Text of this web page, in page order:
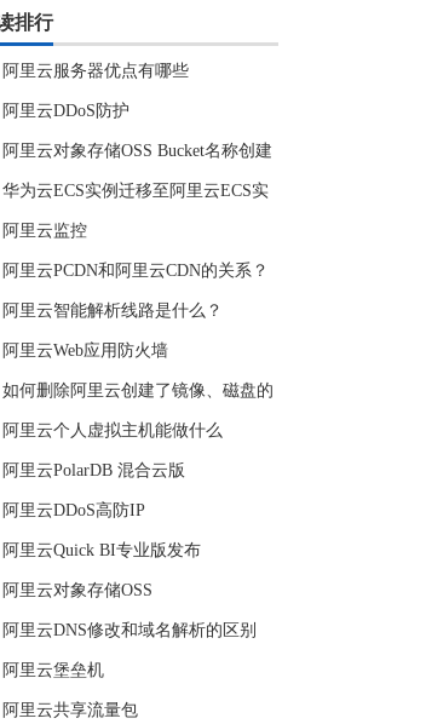
排行
阿里云服务器优点有哪些
阿里云DDoS防护
阿里云对象存储OSS Bucket名称创建
华为云ECS实例迁移至阿里云ECS实
阿里云监控
阿里云PCDN和阿里云CDN的关系？
阿里云智能解析线路是什么？
阿里云Web应用防火墙
如何删除阿里云创建了镜像、磁盘的
阿里云个人虚拟主机能做什么
阿里云PolarDB 混合云版
阿里云DDoS高防IP
阿里云Quick BI专业版发布
阿里云对象存储OSS
阿里云DNS修改和域名解析的区别
阿里云堡垒机
阿里云共享流量包